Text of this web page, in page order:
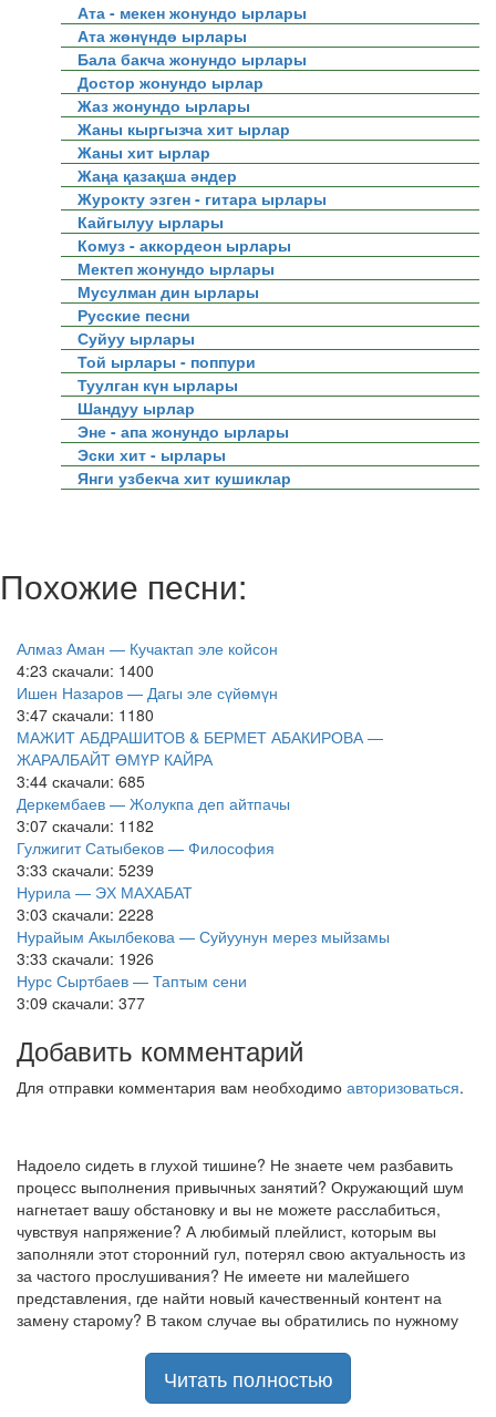
Ата - мекен жонундо ырлары
Ата жөнүндө ырлары
Бала бакча жонундо ырлары
Достор жонундо ырлар
Жаз жонундо ырлары
Жаны кыргызча хит ырлар
Жаны хит ырлар
Жаңа қазақша әндер
Журокту эзген - гитара ырлары
Кайгылуу ырлары
Комуз - аккордеон ырлары
Мектеп жонундо ырлары
Мусулман дин ырлары
Русские песни
Суйуу ырлары
Той ырлары - поппури
Туулган күн ырлары
Шандуу ырлар
Эне - апа жонундо ырлары
Эски хит - ырлары
Янги узбекча хит кушиклар
Похожие песни:
Алмаз Аман — Кучактап эле койсон
4:23 скачали: 1400
Ишен Назаров — Дагы эле сүйөмүн
3:47 скачали: 1180
МАЖИТ АБДРАШИТОВ & БЕРМЕТ АБАКИРОВА —
ЖАРАЛБАЙТ ӨМҮР КАЙРА
3:44 скачали: 685
Деркембаев — Жолукпа деп айтпачы
3:07 скачали: 1182
Гулжигит Сатыбеков — Философия
3:33 скачали: 5239
Нурила — ЭХ МАХАБАТ
3:03 скачали: 2228
Нурайым Акылбекова — Суйуунун мерез мыйзамы
3:33 скачали: 1926
Нурс Сыртбаев — Таптым сени
3:09 скачали: 377
Добавить комментарий
Для отправки комментария вам необходимо авторизоваться.
Надоело сидеть в глухой тишине? Не знаете чем разбавить
процесс выполнения привычных занятий? Окружающий шум
нагнетает вашу обстановку и вы не можете расслабиться,
чувствуя напряжение? А любимый плейлист, которым вы
заполняли этот сторонний гул, потерял свою актуальность из
за частого прослушивания? Не имеете ни малейшего
представления, где найти новый качественный контент на
замену старому? В таком случае вы обратились по нужному
Музыкальный портал KGZ Musicс большой радостью
приветствует своих старых и новых слушателей! Специально
Читать полностью